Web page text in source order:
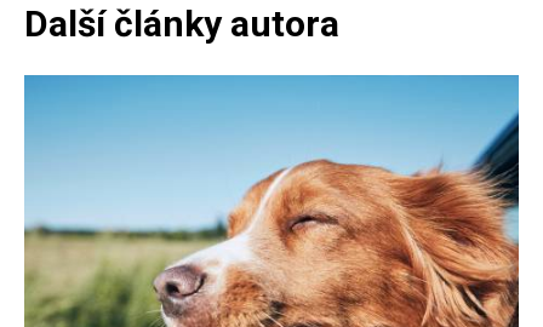
Další články autora